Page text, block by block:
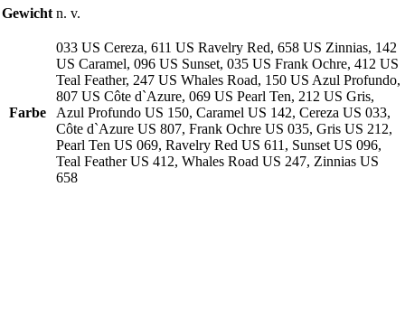
Gewicht n. v.
Farbe
033 US Cereza, 611 US Ravelry Red, 658 US Zinnias, 142
US Caramel, 096 US Sunset, 035 US Frank Ochre, 412 US
Teal Feather, 247 US Whales Road, 150 US Azul Profundo,
807 US Côte d`Azure, 069 US Pearl Ten, 212 US Gris,
Azul Profundo US 150, Caramel US 142, Cereza US 033,
Côte d`Azure US 807, Frank Ochre US 035, Gris US 212,
Pearl Ten US 069, Ravelry Red US 611, Sunset US 096,
Teal Feather US 412, Whales Road US 247, Zinnias US
658